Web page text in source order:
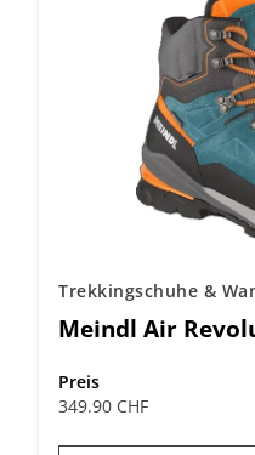
Trekkingschuhe &
Meindl Air
Preis
349.90 CHF